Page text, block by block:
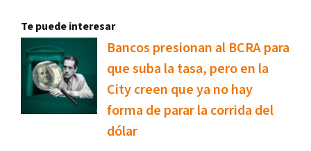
Te puede interesar
Bancos presionan al BCRA para
que suba la tasa, pero en la
City creen que ya no hay
forma de parar la corrida del
dólar